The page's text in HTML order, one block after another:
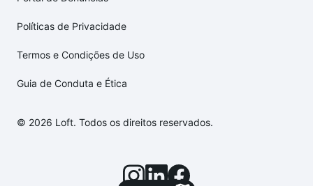
Políticas de Privacidade
Termos e Condições de Uso
Guia de Conduta e Ética
© 2026 Loft. Todos os direitos reservados.